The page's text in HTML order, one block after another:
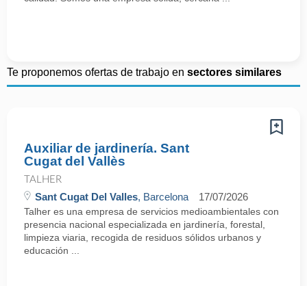
Te proponemos ofertas de trabajo en sectores similares
Auxiliar de jardinería. Sant
Cugat del Vallès
TALHER
Sant Cugat Del Valles, Barcelona 17/07/2026
Talher es una empresa de servicios medioambientales con
presencia nacional especializada en jardinería, forestal,
limpieza viaria, recogida de residuos sólidos urbanos y
educación ...